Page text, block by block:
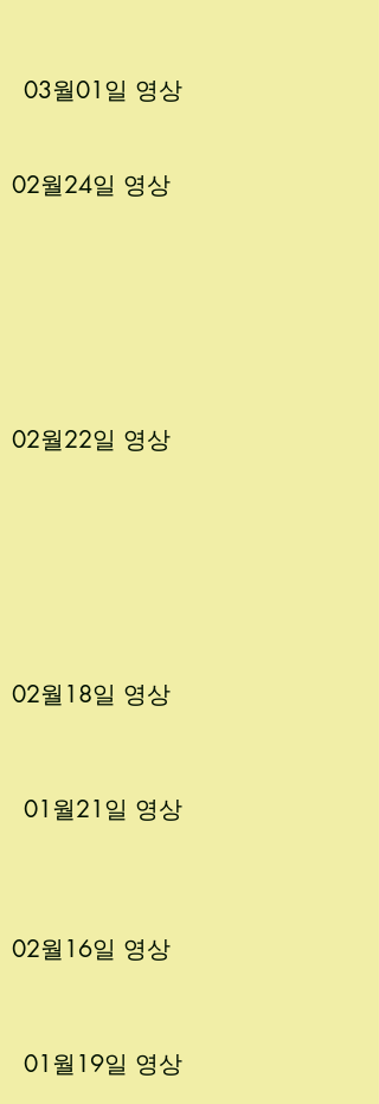
03월01일 영상
02월24일 영상
02월22일 영상
02월18일 영상
02월16일 영상
01월19일 영상
01월21일 영상